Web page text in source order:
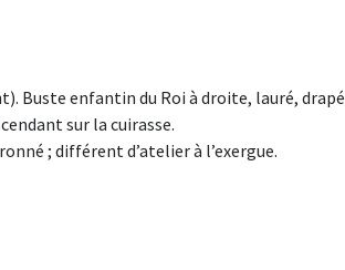
Buste enfantin du Roi à droite, lauré,
sur la cuirasse.
; différent d’atelier à l’exergue.